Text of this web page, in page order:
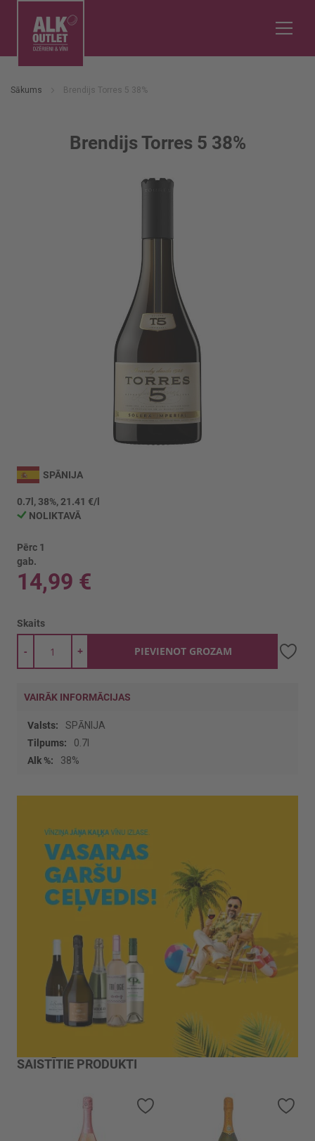
Sākums Brendijs Torres 5 38%
Brendijs Torres 5 38%
uz
galerijas
sākumu
SPĀNIJA
0.7l, 38%, 21.41 €/l
NOLIKTAVĀ
Pērc 1
gab.
14,99 €
Skaits
+
- PIEVIENOT GROZAM
VAIRĀK INFORMĀCIJAS
Vairāk
informācijas
SPĀNIJA
0.7l
38%
SAISTĪTIE PRODUKTI